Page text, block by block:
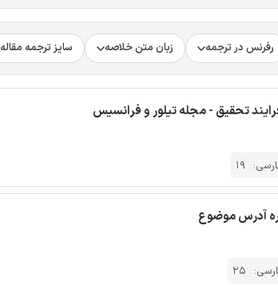
رفرنس در ترجمه زبان متن خلاصه سایز ترجمه مقاله
تحقیق - مجله تیلور و فرانسیس
19
آدرس موضوع
25